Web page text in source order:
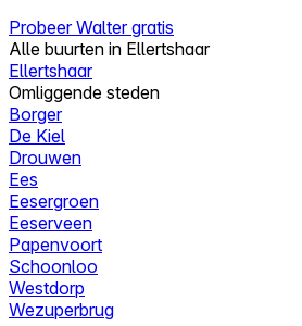
Probeer Walter gratis
Alle buurten in Ellertshaar
Ellertshaar
Omliggende steden
Borger
De Kiel
Drouwen
Ees
Eesergroen
Eeserveen
Papenvoort
Schoonloo
Westdorp
Wezuperbrug